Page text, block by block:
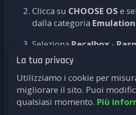
La tua privacy
Utilizziamo i cookie per
migliorare il sito. Puoi
qualsiasi momento. Più
Clicca su CHOOSE OS e
dalla categoria
Seleziona Recalbox -
Clicca suCHOOSE
tua scheda microSD, poi
Detto fatto! Il tuo